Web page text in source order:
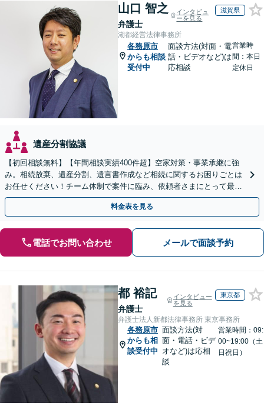
山口 智之
弁護士
インタビュ
ーを見る
滋賀県
湖都経営法律事務所
各務原市
からも相談
受付中
面談方法(対面・電
話・ビデオなど)は
応相談
営業時
間：本日
定休日
遺産分割協議
【初回相談無料】【年間相談実績400件超】空家対策・事業承継に強
み。相続放棄、遺産分割、遺言書作成など相続に関するお困りごとは
お任せください！チーム体制で案件に臨み、依頼者さまにとって最善
の解決を目指します【堅田駅4分】【無料駐車場あり】
料金表を見る
電話でお問い合わせ メールで面談予約
都 裕記
弁護士
インタビュー
を見る
東京都
弁護士法人新都法律事務所 東京事務所
各務原市
からも相
談受付中
面談方法(対
面・電話・ビデ
オなど)は応相
談
営業時間：09:
00~19:00（土
日祝日）